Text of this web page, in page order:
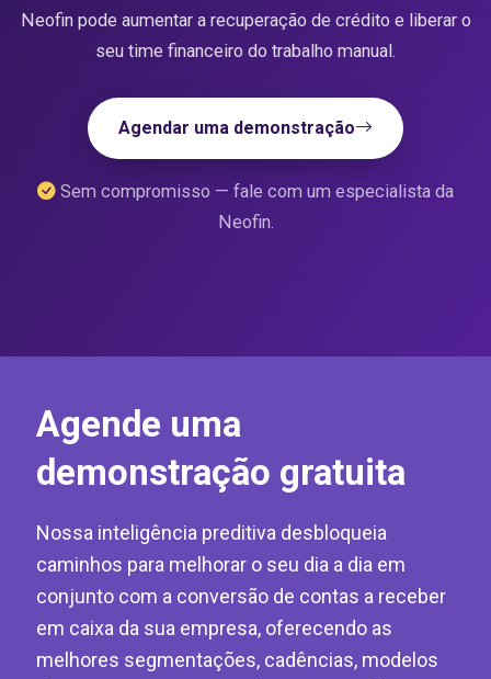
Neofin pode aumentar a recuperação de crédito e liberar o
seu time financeiro do trabalho manual.
Agendar uma demonstração
Sem compromisso — fale com um especialista da
Neofin.
Agende uma
demonstração gratuita
Nossa inteligência preditiva desbloqueia
caminhos para melhorar o seu dia a dia em
conjunto com a conversão de contas a receber
em caixa da sua empresa, oferecendo as
melhores segmentações, cadências, modelos